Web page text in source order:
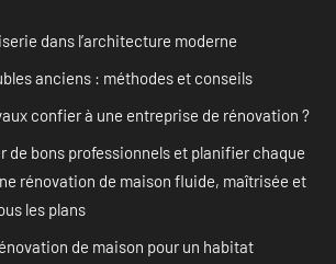
dans l’architecture moderne
anciens : méthodes et conseils
confier à une entreprise de rénovation ?
de bons professionnels et planifier chaque
rénovation de maison fluide, maîtrisée et
les plans
de maison pour un habitat